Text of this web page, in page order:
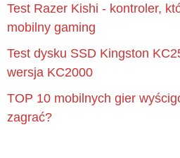
Test Razer Kishi - kontroler,
mobilny gaming
Test dysku SSD Kingston
wersja KC2000
TOP 10 mobilnych gier
zagrać?